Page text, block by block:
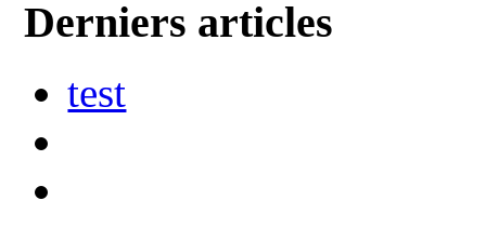
Derniers articles
test